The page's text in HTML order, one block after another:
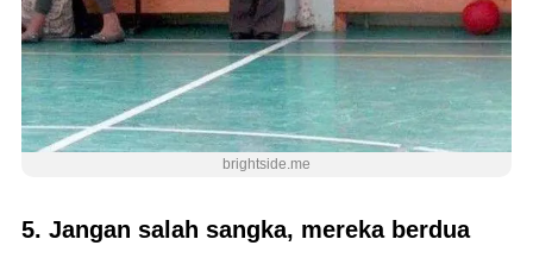
brightside.me
5. Jangan salah sangka, mereka berdua